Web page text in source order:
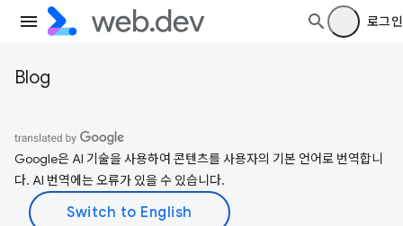
로그인
Blog
Google은 AI 기술을 사용하여 콘텐츠를 사용자의 기본 언어로 번역합니
다. AI 번역에는 오류가 있을 수 있습니다.